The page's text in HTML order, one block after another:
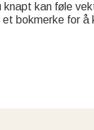
kan føle
bokmerke for